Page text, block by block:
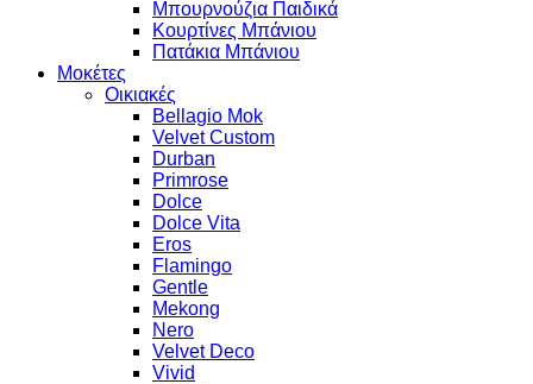
Μπουρνούζια Παιδικά
Κουρτίνες Μπάνιου
Πατάκια Μπάνιου
Μοκέτες
Οικιακές
Bellagio Mok
Velvet Custom
Durban
Primrose
Dolce
Dolce Vita
Eros
Flamingo
Gentle
Mekong
Nero
Velvet Deco
Vivid